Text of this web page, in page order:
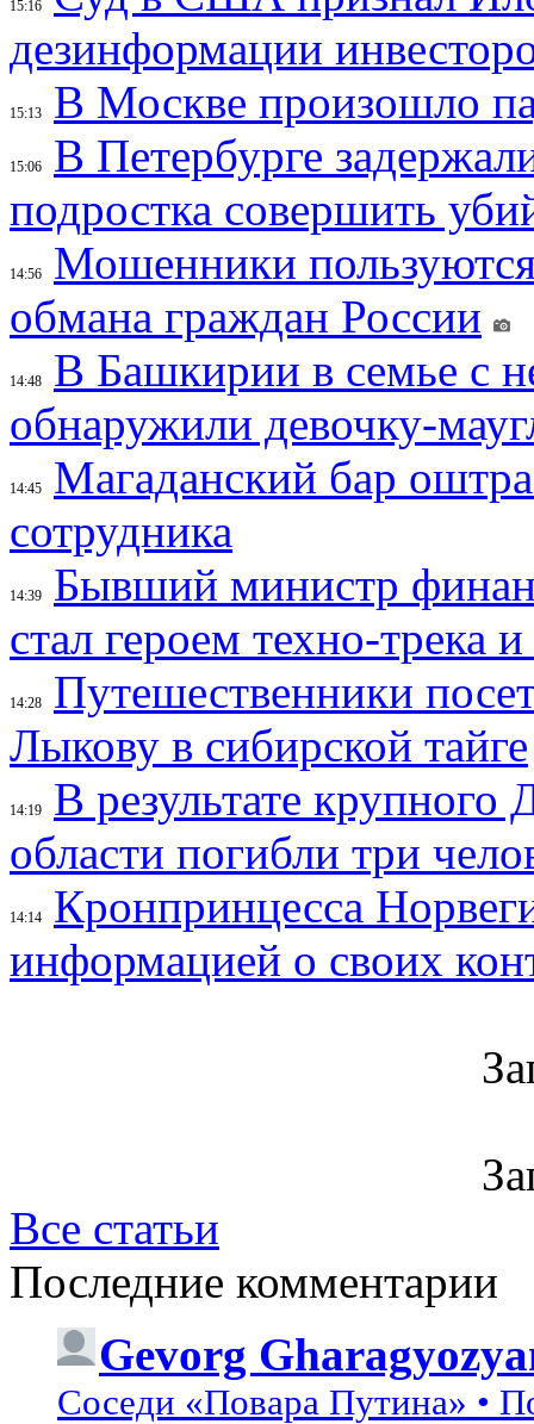
15:16
дезинформации
15:13 В Москве произошло
15:06
В Петербурге
подростка совершить
14:56
Мошенники
обмана граждан России
14:48
В Башкирии в семье с
обнаружили девочку-
14:45
Магаданский бар
сотрудника
14:39
Бывший министр
стал героем техно-трека
14:28
Путешественники
Лыкову в сибирской тайге
14:19
В результате крупного
области погибли три
14:14
Кронпринцесса
информацией о своих
Все статьи
Последние комментарии
Gevorg
Соседи «Повара Путина» •